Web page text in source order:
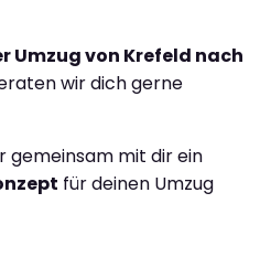
Umzug von Krefeld nach
wir dich gerne
gemeinsam mit dir ein
für deinen Umzug